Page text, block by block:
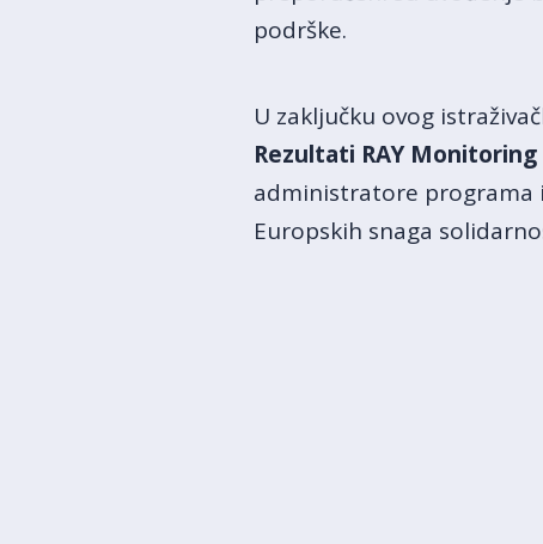
podrške.
U zaključku ovog
Rezultati RAY
administratore programa
Europskih snaga